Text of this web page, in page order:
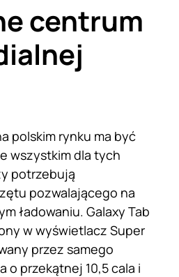
centrum
polskim rynku ma być
wszystkim dla tych
potrzebują
pozwalającego na
ładowaniu. Galaxy Tab
w wyświetlacz Super
przez samego
o przekątnej 10,5 cala i